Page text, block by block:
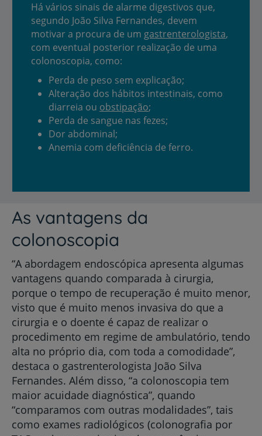
Há vários sinais de alarme digestivos que,
segundo João Silva Fernandes, devem
motivar a procura de um gastrenterologista,
com eventual posterior realização de uma
colonoscopia, como:
Perda de peso sem explicação;
Alteração dos hábitos intestinais, como
diarreia ou obstipação;
Perda de sangue nas fezes;
Dor abdominal;
Anemia com deficiência de ferro.
As vantagens da
colonoscopia
“A abordagem endoscópica apresenta algumas
vantagens quando comparada à cirurgia,
porque o tempo de recuperação é muito menor,
visto que é muito menos invasiva do que a
cirurgia e o doente é capaz de realizar o
procedimento em regime de ambulatório, tendo
alta no próprio dia, com toda a comodidade”,
destaca o gastrenterologista João Silva
Fernandes. Além disso, “a colonoscopia tem
maior acuidade diagnóstica”, quando
“comparamos com outras modalidades”, tais
como exames radiológicos (colonografia por